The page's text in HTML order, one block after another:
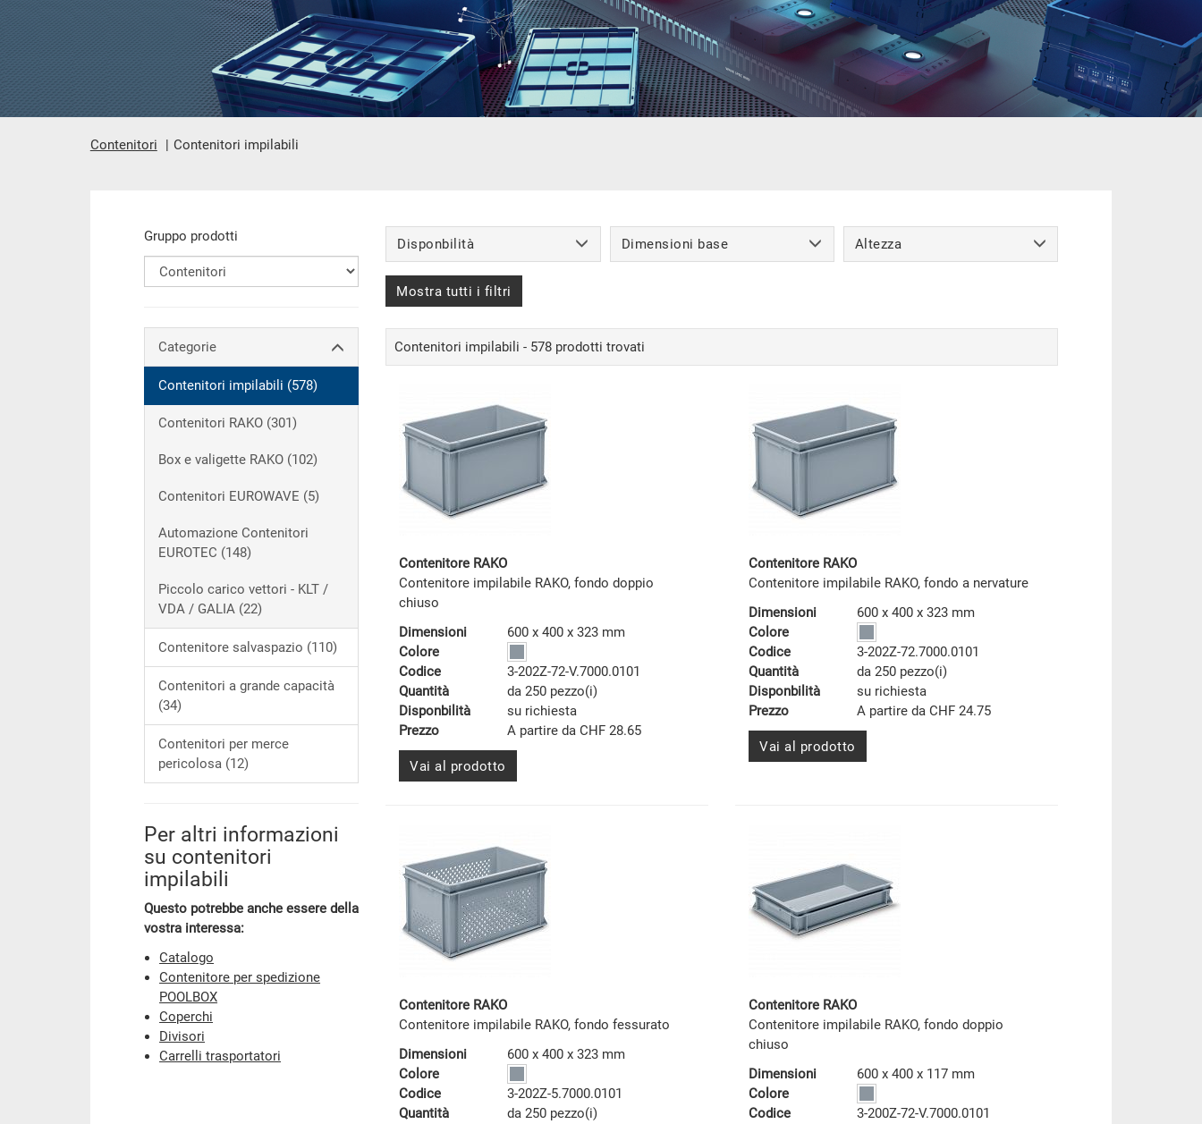
Contenitori Contenitori impilabili
Gruppo prodotti
Categorie
Contenitori impilabili (578)
Contenitori RAKO (301)
Box e valigette RAKO (102)
Contenitori EUROWAVE (5)
Automazione Contenitori
EUROTEC (148)
Piccolo carico vettori - KLT /
VDA / GALIA (22)
Contenitore salvaspazio (110)
Contenitori a grande capacità
(34)
Contenitori per merce
pericolosa (12)
Per altri informazioni
su contenitori
impilabili
Questo potrebbe anche essere della
vostra interessa:
Catalogo
Contenitore per spedizione
POOLBOX
Coperchi
Divisori
Carrelli trasportatori
Disponbilità Dimensioni base Altezza
Mostra tutti i filtri
Contenitori impilabili - 578 prodotti trovati
Contenitore RAKO
Contenitore impilabile RAKO, fondo doppio
chiuso
Dimensioni
600 x 400 x 323 mm
Colore
Codice
3-202Z-72-V.7000.0101
Quantità
da 250 pezzo(i)
Disponbilità
su richiesta
Prezzo
A partire da CHF 28.65
Vai al prodotto
Contenitore RAKO
Contenitore impilabile RAKO, fondo a nervature
Dimensioni
600 x 400 x 323 mm
Colore
Codice
3-202Z-72.7000.0101
Quantità
da 250 pezzo(i)
Disponbilità
su richiesta
Prezzo
A partire da CHF 24.75
Vai al prodotto
Contenitore RAKO
Contenitore impilabile RAKO, fondo fessurato
Dimensioni
600 x 400 x 323 mm
Colore
Codice
3-202Z-5.7000.0101
Quantità
da 250 pezzo(i)
Contenitore RAKO
Contenitore impilabile RAKO, fondo doppio
chiuso
Dimensioni
600 x 400 x 117 mm
Colore
Codice
3-200Z-72-V.7000.0101